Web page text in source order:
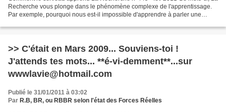
Recherche vous plonge dans le phénomène complexe de l'apprentissage.
Par exemple, pourquoi nous est-il impossible d'apprendre à parler une
>> C'était en Mars 2009... Souviens-toi !
J'attends tes mots... **é-vi-demment**...sur
wwwlavie@hotmail.com
Publié le 31/01/2011 à 03:02
Par R.B, BR, ou RBBR selon l'état des Forces Réelles